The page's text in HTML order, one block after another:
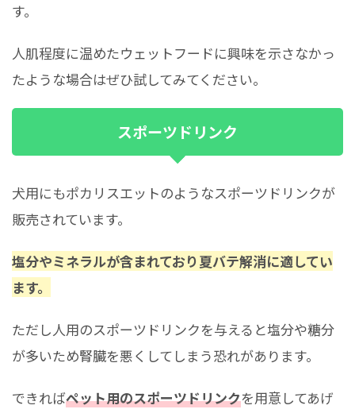
す。
人肌程度に温めたウェットフードに興味を示さなかっ
たような場合はぜひ試してみてください。
スポーツドリンク
犬用にもポカリスエットのようなスポーツドリンクが
販売されています。
塩分やミネラルが含まれており夏バテ解消に適してい
ます。
ただし人用のスポーツドリンクを与えると塩分や糖分
が多いため腎臓を悪くしてしまう恐れがあります。
できればペット用のスポーツドリンクを用意してあげ